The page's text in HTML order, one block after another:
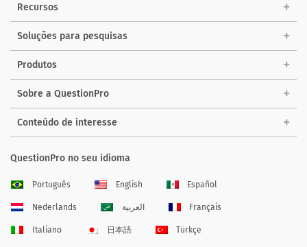
Recursos
Soluções para pesquisas
Produtos
Sobre a QuestionPro
Conteúdo de interesse
QuestionPro no seu idioma
Português English Español
Nederlands العربية Français
Italiano 日本語 Türkçe